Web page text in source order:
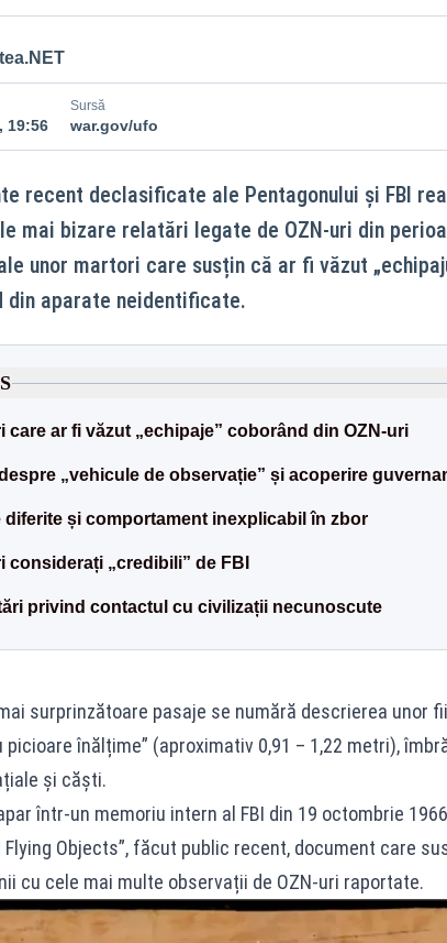
19:56
Sursă
war.gov/ufo
recent declasificate ale Pentagonului și FBI
mai bizare relatări legate de OZN-uri din
unor martori care susțin că ar fi văzut
din aparate neidentificate.
care ar fi văzut „echipaje” coborând din OZN-uri
„vehicule de observație” și acoperire
diferite și comportament inexplicabil în zbor
considerați „credibili” de FBI
privind contactul cu civilizații necunoscute
surprinzătoare pasaje se numără descrierea unor
picioare înălțime” (aproximativ 0,91 – 1,22 metri),
și căști.
într-un memoriu intern al FBI din 19 octombrie
Flying Objects”, făcut public recent, document care
cu cele mai multe observații de OZN-uri raportate.